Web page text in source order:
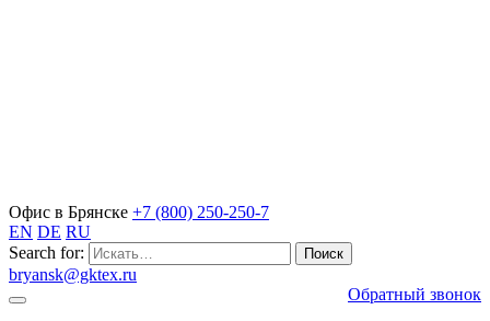
Офис в Брянске +7 (800) 250-250-7
EN DE RU
Search for:
bryansk@gktex.ru
Обратный звонок